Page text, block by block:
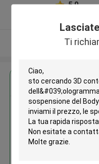
Ti
5.0
Ottieni il
3D